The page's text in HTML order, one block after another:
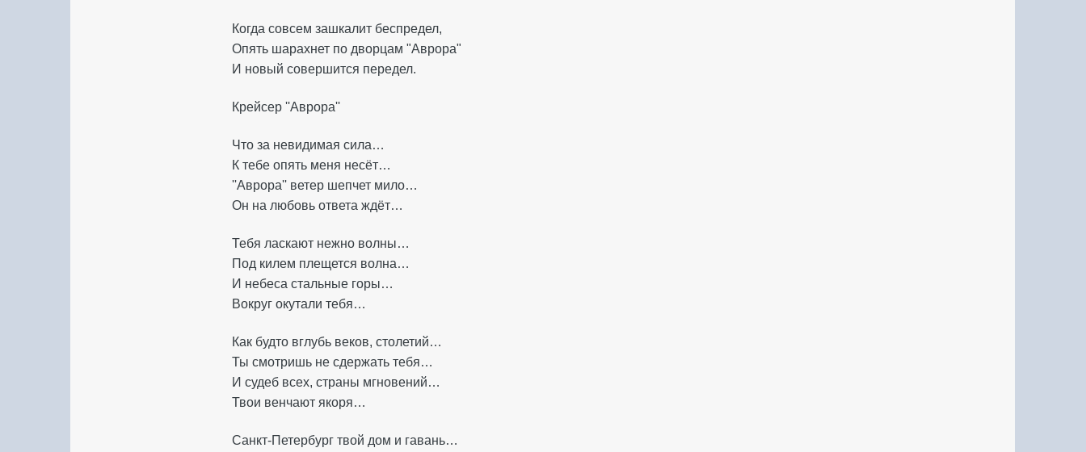
Когда совсем зашкалит беспредел,
Опять шарахнет по дворцам "Аврора"
И новый совершится передел.
Крейсер ''Аврора''
Что за невидимая сила…
К тебе опять меня несёт…
''Аврора'' ветер шепчет мило…
Он на любовь ответа ждёт…
Тебя ласкают нежно волны…
Под килем плещется волна…
И небеса стальные горы…
Вокруг окутали тебя…
Как будто вглубь веков, столетий…
Ты смотришь не сдержать тебя…
И судеб всех, страны мгновений…
Твои венчают якоря…
Санкт-Петербург твой дом и гавань…